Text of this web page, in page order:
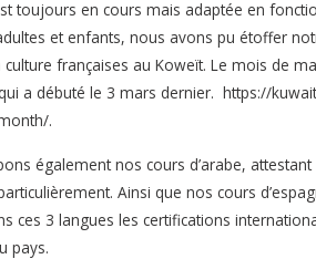
toujours en cours mais adaptée en
et enfants, nous avons pu étoffer
françaises au Koweït. Le mois de
a débuté le 3 mars dernier. https://
.
également nos cours d’arabe,
Ainsi que nos cours
ces 3 langues les certifications
pays.